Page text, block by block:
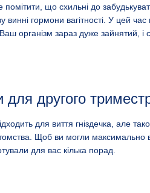
що схильні до
винні гормони вагітності. У цей
організм зараз дуже зайнятий,
другого
для виття гніздечка, але
Щоб ви могли максимально
для вас кілька порад.